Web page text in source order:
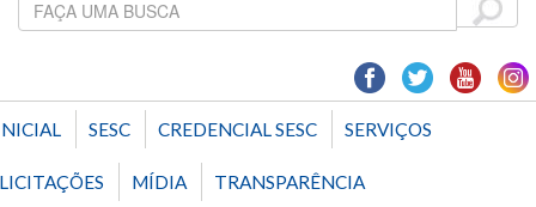
SESC CREDENCIAL SESC SERVIÇOS
LICITAÇÕES MÍDIA TRANSPARÊNCIA